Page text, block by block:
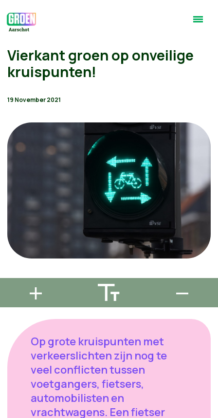
Vierkant groen op onveilige
kruispunten!
19 November 2021
Op grote kruispunten met
verkeerslichten zijn nog te
veel conflicten tussen
voetgangers, fietsers,
automobilisten en
vrachtwagens. Een fietser